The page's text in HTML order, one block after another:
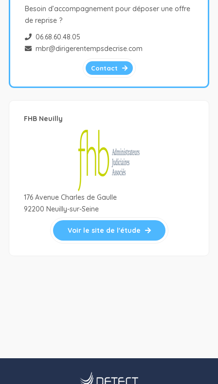
Besoin d’accompagnement pour déposer une offre
de reprise ?
06.68.60.48.05
mbr@dirigerentempsdecrise.com
Contact
FHB Neuilly
176 Avenue Charles de Gaulle
92200 Neuilly-sur-Seine
Voir le site de l'étude